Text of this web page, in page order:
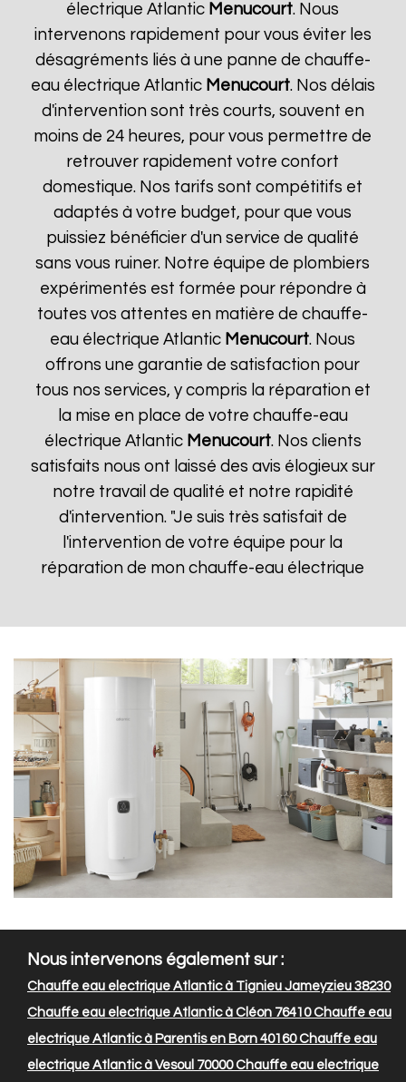
électrique Atlantic Menucourt. Nous
intervenons rapidement pour vous éviter les
désagréments liés à une panne de chauffe-
eau électrique Atlantic Menucourt. Nos délais
d'intervention sont très courts, souvent en
moins de 24 heures, pour vous permettre de
retrouver rapidement votre confort
domestique. Nos tarifs sont compétitifs et
adaptés à votre budget, pour que vous
puissiez bénéficier d'un service de qualité
sans vous ruiner. Notre équipe de plombiers
expérimentés est formée pour répondre à
toutes vos attentes en matière de chauffe-
eau électrique Atlantic Menucourt. Nous
offrons une garantie de satisfaction pour
tous nos services, y compris la réparation et
la mise en place de votre chauffe-eau
électrique Atlantic Menucourt. Nos clients
satisfaits nous ont laissé des avis élogieux sur
notre travail de qualité et notre rapidité
d'intervention. "Je suis très satisfait de
l'intervention de votre équipe pour la
réparation de mon chauffe-eau électrique
Nous intervenons également sur :
Chauffe eau electrique Atlantic à Tignieu Jameyzieu 38230
Chauffe eau electrique Atlantic à Cléon 76410Chauffe eau
electrique Atlantic à Parentis en Born 40160Chauffe eau
electrique Atlantic à Vesoul 70000Chauffe eau electrique